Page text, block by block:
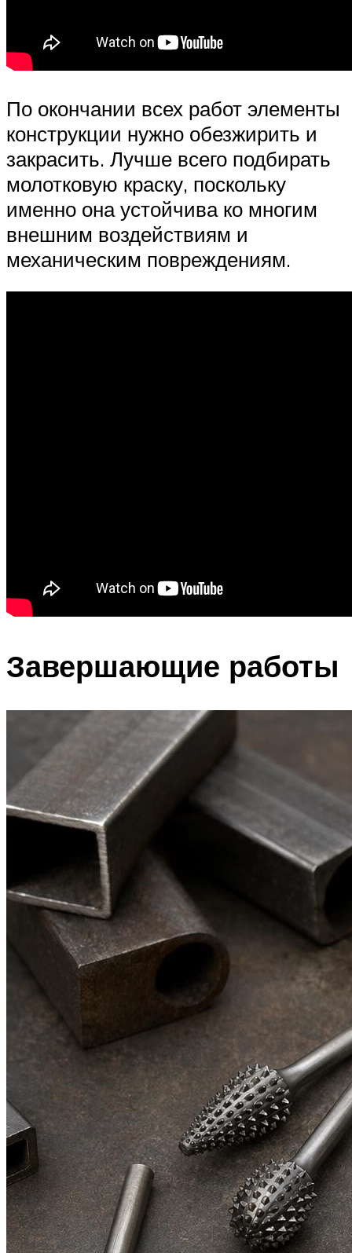
По окончании всех работ элементы
конструкции нужно обезжирить и
закрасить. Лучше всего подбирать
молотковую краску, поскольку
именно она устойчива ко многим
внешним воздействиям и
механическим повреждениям.
Завершающие работы